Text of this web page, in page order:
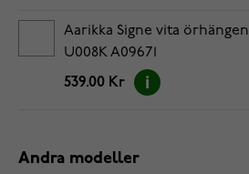
Aarikka Signe vita örhängen
U008K A09671
539.00 Kr
Andra modeller